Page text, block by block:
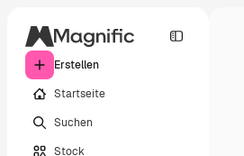
Erstellen
Startseite
Suchen
Stock